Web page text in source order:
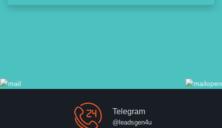
Telegram
@leadsgen4u